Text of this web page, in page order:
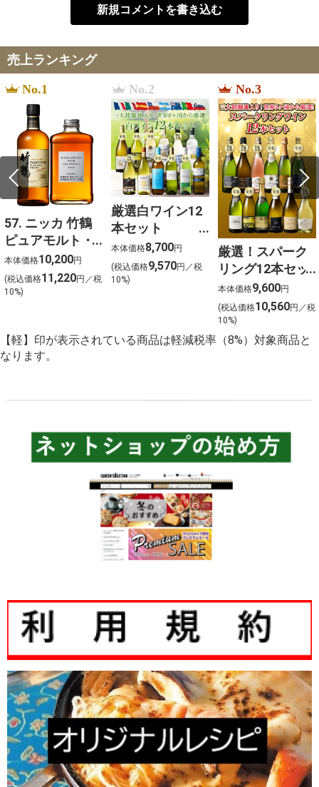
新規コメントを書き込む
売上ランキング
No.1
57. ニッカ 竹鶴
ピュアモルト・
フロムザバレル
ウイスキー2本セ
ット【北海道ご
本体価格10,200円
(税込価格11,220円／税
10%)
No.2
厳選白ワイン12
本セット
750ml×12
本体価格8,700円
(税込価格9,570円／税
10%)
No.3
厳選！スパーク
リング12本セッ
ト 金賞受賞ワイ
ンを含む１２本
を選びました！
本体価格9,600円
(税込価格10,560円／税
10%)
【軽】印が表示されている商品は軽減税率（8%）対象商品と
なります。